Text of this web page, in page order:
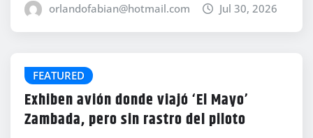
orlandofabian@hotmail.com Jul 30, 2026
FEATURED
Exhiben avión donde viajó ‘El Mayo’
Zambada, pero sin rastro del piloto